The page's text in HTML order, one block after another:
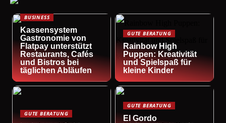
BUSINESS
Kassensystem
Gastronomie von
Flatpay unterstützt
Restaurants, Cafés
und Bistros bei
täglichen Abläufen
GUTE BERATUNG
Rainbow High
Puppen: Kreativität
und Spielspaß für
kleine Kinder
GUTE BERATUNG
GUTE BERATUNG
El Gordo